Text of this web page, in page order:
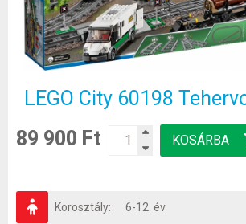
LEGO City 60198
89 900 Ft
Korosztály: 6-12 év